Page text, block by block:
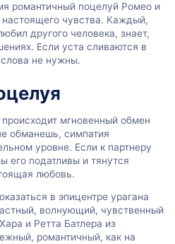
романтичный поцелуй Ромео и
чувства. Каждый,
другого человека, знает,
Если уста сливаются в
не нужны.
мгновенный обмен
обманешь, симпатия
уровне. Если к партнеру
его податливы и тянутся
любовь.
в эпицентре урагана
волнующий, чувственный
и Ретта Батлера из
романтичный, как на